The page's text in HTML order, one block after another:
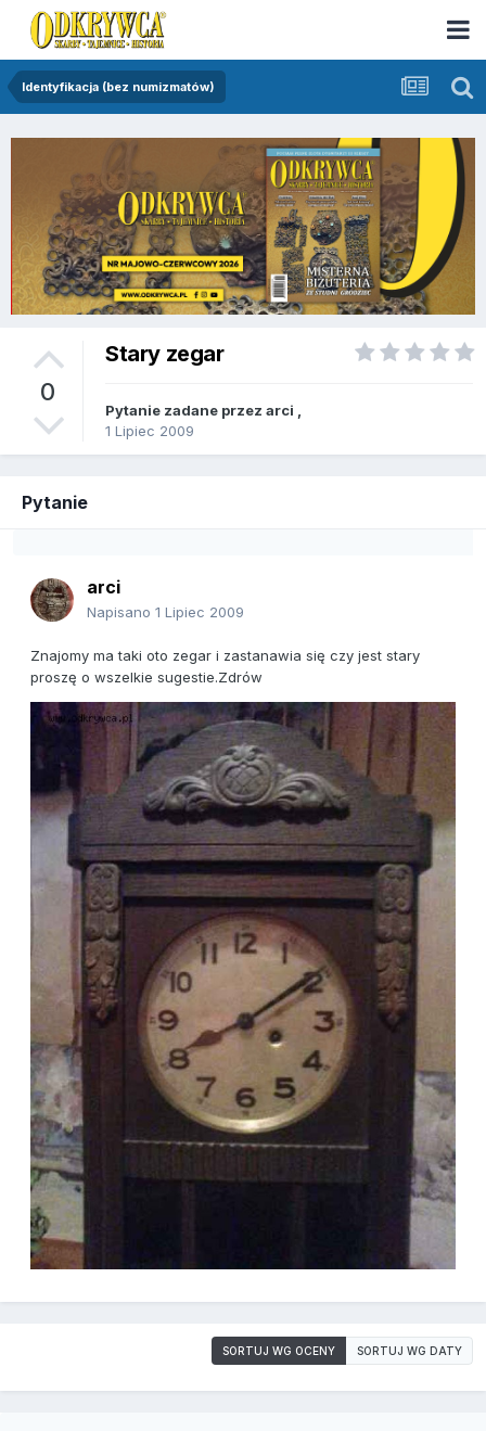
Identyfikacja (bez numizmatów)
0
Stary zegar
Pytanie zadane przez arci
1 Lipiec 2009
Pytanie
arci
Napisano 1 Lipiec 2009
Znajomy ma taki oto zegar i zastanawia się czy jest stary
proszę o wszelkie sugestie.Zdrów
SORTUJ WG OCENY SORTUJ WG DATY